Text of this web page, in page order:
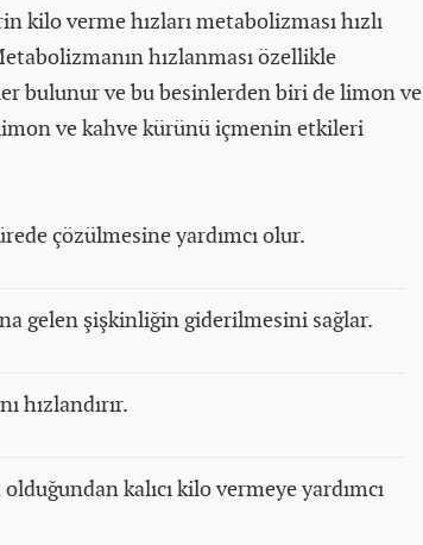
kilo verme hızları metabolizması hızlı
hızlanması özellikle
bulunur ve bu besinlerden biri de limon ve
ve kahve kürünü içmenin etkileri
çözülmesine yardımcı olur.
gelen şişkinliğin giderilmesini sağlar.
hızlandırır.
kalıcı kilo vermeye yardımcı